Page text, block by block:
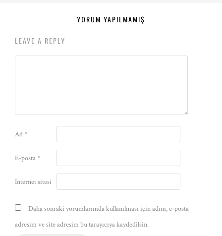
YORUM YAPILMAMIŞ
LEAVE A REPLY
Ad*
E-posta*
İnternet sitesi
Daha sonraki yorumlarımda kullanılması için adım, e-posta
adresim ve site adresim bu tarayıcıya kaydedilsin.